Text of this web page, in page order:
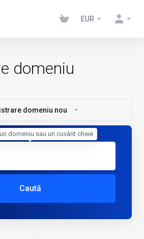
EUR
domeniu
domeniu nou
Caută
domeniu sau un cuvânt cheie